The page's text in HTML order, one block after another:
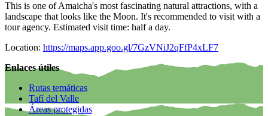
This is one of Amaicha's most fascinating natural attractions, with a
landscape that looks like the Moon. It's recommended to visit with a
tour agency. Estimated visit time: half a day.
Location: https://maps.app.goo.gl/7GzVNiJ2qFfP4xLF7
Enlaces útiles
Rutas temáticas
Tafí del Valle
Áreas protegidas